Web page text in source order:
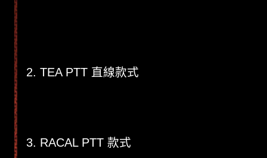
2. TEA PTT 直線款式
3. RACAL PTT 款式